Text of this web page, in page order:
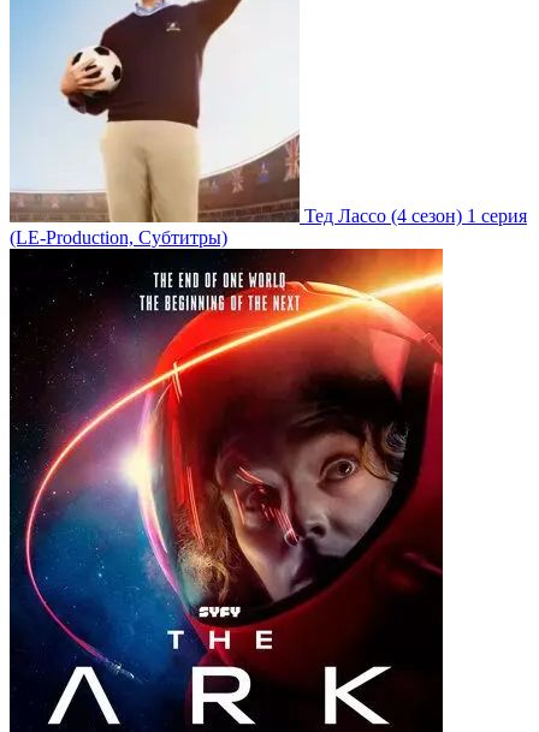
Тед Лассо (4 сезон) 1 серия
(LE-Production, Субтитры)